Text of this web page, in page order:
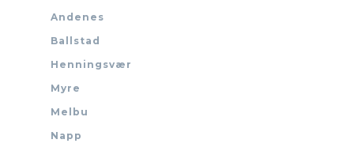
Andenes
Ballstad
Henningsvær
Myre
Melbu
Napp